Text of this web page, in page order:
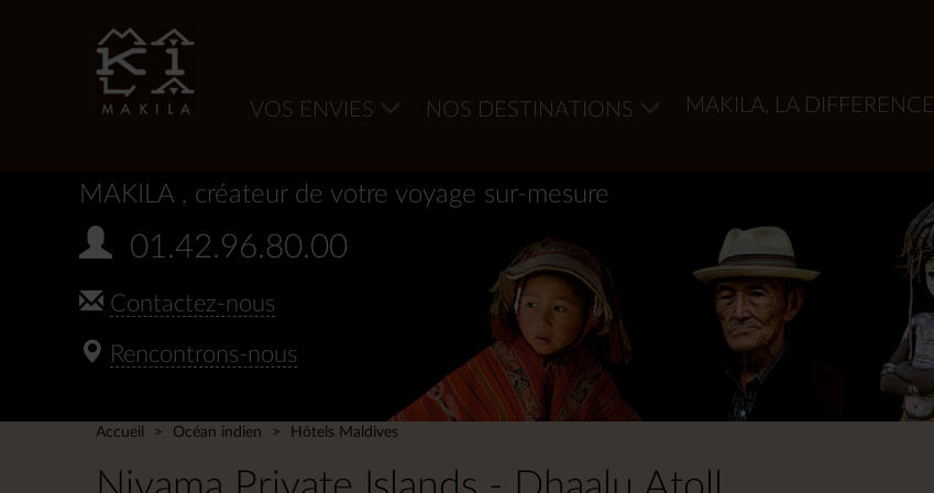
VOS ENVIES NOS DESTINATIONS MAKILA, LA DIFFERENCE
MAKILA , créateur de votre voyage sur-mesure
01.42.96.80.00
Contactez-nous
Rencontrons-nous
Accueil Océan indien Hôtels Maldives